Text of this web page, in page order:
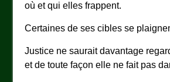
où et qui elles frappent.
Certaines de ses cibles se
Justice ne saurait davantage
et de toute façon elle ne fait pas